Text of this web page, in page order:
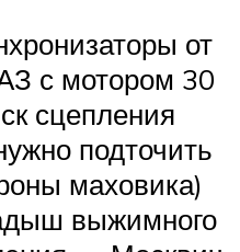
от
с мотором 30
сцепления
подточить
маховика)
выжимного